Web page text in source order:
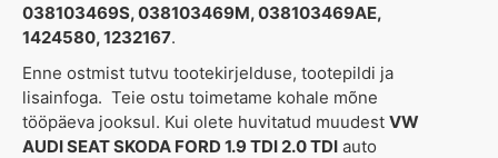
038103469S, 038103469M, 038103469AE,
1424580, 1232167.
Enne ostmist tutvu tootekirjelduse, tootepildi ja
lisainfoga. Teie ostu toimetame kohale mõne
tööpäeva jooksul. Kui olete huvitatud muudest VW
AUDI SEAT SKODA FORD 1.9 TDI 2.0 TDI auto